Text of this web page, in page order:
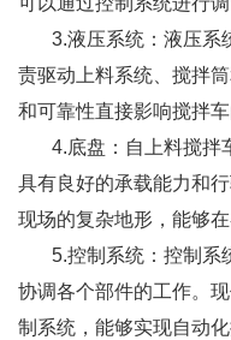
3.液压系统：液压系
责驱动上料系统、搅拌
和可靠性直接影响搅拌
4.底盘：自上料搅拌
具有良好的承载能力和
现场的复杂地形，能够
5.控制系统：控制系统
协调各个部件的工作。
制系统，能够实现自动